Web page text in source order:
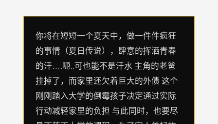
你将在短短一个夏天中，做一件件疯狂
的事情（夏日传说），肆意的挥洒青春
的汗….呃..可也能不是汗水 主角的老爸
挂掉了，而家里还欠着巨大的外债 这个
刚刚踏入大学的倒霉孩子决定通过实际
行动减轻家里的负担 与此同时，也要尽